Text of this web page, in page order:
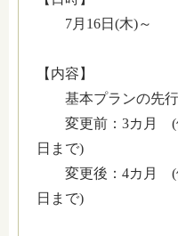
7月16日(木)～
【内容】
基本プランの先行
変更前：3カ月 (
日まで)
変更後：4カ月 (
日まで)